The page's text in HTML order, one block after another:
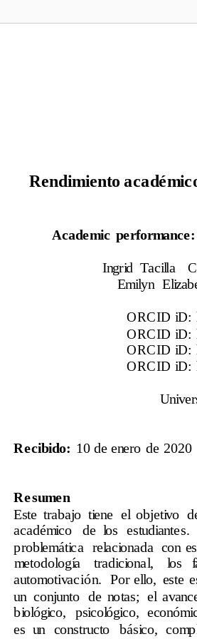
Rendimiento
Academic
Ingrid  Tacilla
Emilyn
ORCID iD:
ORCID iD:
ORCID iD:
ORCID iD:
Recibido: 10 de enero de 2020
Resumen
Este  trabajo tiene  el  objetivo
académico   de  los  estudiantes.
problemática  relacionada  con
metodología    tradicional,    los
automotivación.
Por ello, este
un  conjunto  de  notas;  el
biológico,  psicológico,
es  un  constructo   básico,